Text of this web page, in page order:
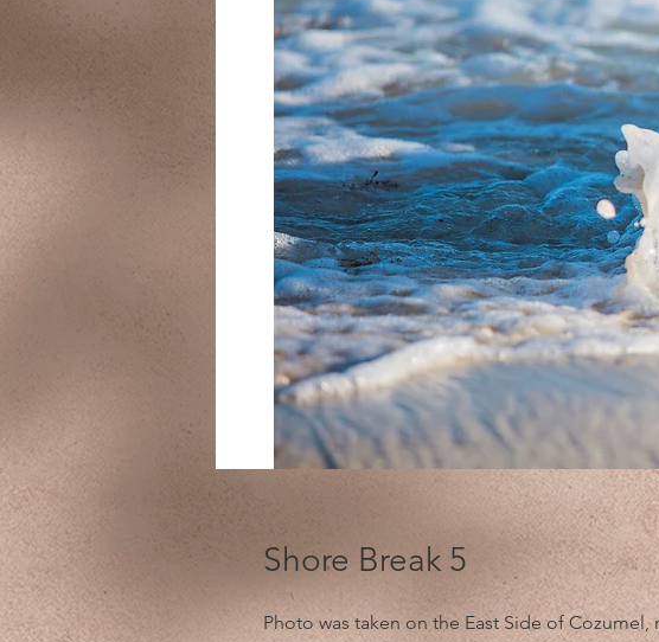
Shore Break 5
Photo was taken on the East Side of Cozumel,